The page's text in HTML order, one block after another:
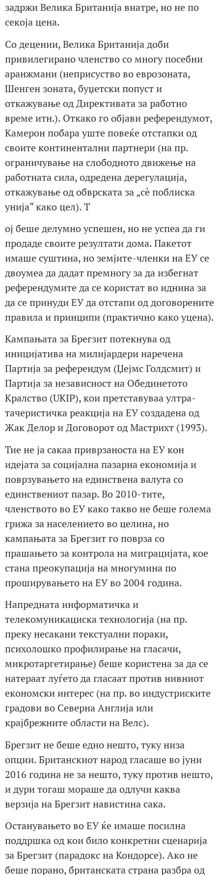
задржи Велика Британија внатре, но не по
секоја цена.
Со децении, Велика Британија доби
привилегирано членство со многу посебни
аранжмани (неприсуство во еврозоната,
Шенген зоната, буџетски попуст и
откажување од Директивата за работно
време итн.). Откако го објави референдумот,
Камерон побара уште повеќе отстапки од
своите континентални партнери (на пр.
ограничување на слободното движење на
работната сила, одредена дерегулација,
откажување од обврската за „сè поблиска
унија“ како цел). Т
ој беше делумно успешен, но не успеа да ги
продаде своите резултати дома. Пакетот
имаше суштина, но земјите-членки на ЕУ се
двоумеа да дадат премногу за да избегнат
референдумите да се користат во иднина за
да се принуди ЕУ да отстапи од договорените
правила и принципи (практично како уцена).
Кампањата за Брегзит потекнува од
иницијатива на милијардери наречена
Партија за референдум (Џејмс Голдсмит) и
Партија за независност на Обединетото
Кралство (UKIP), кои претставуваа ултра-
тачеристичка реакција на ЕУ создадена од
Жак Делор и Договорот од Мастрихт (1993).
Тие не ја сакаа приврзаноста на ЕУ кон
идејата за социјална пазарна економија и
поврзувањето на единствена валута со
единствениот пазар. Во 2010-тите,
членството во ЕУ како такво не беше голема
грижа за населението во целина, но
кампањата за Брегзит го поврза со
прашањето за контрола на миграцијата, кое
стана преокупација на многумина по
проширувањето на ЕУ во 2004 година.
Напредната информатичка и
телекомуникациска технологија (на пр.
преку несакани текстуални пораки,
психолошко профилирање на гласачи,
микротаргетирање) беше користена за да се
натераат луѓето да гласаат против нивниот
економски интерес (на пр. во индустриските
градови во Северна Англија или
крајбрежните области на Велс).
Брегзит не беше едно нешто, туку низа
опции. Британскиот народ гласаше во јуни
2016 година не за нешто, туку против нешто,
и дури тогаш мораше да одлучи каква
верзија на Брегзит навистина сака.
Останувањето во ЕУ ќе имаше посилна
поддршка од кои било конкретни сценарија
за Брегзит (парадокс на Кондорсе). Ако не
беше порано, британската страна разбра од